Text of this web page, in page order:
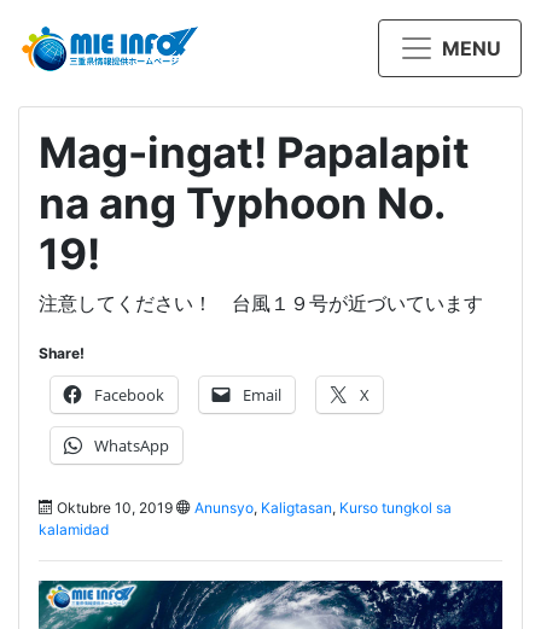
MENU
Mag-ingat! Papalapit
na ang Typhoon No.
19!
注意してください！ 台風１９号が近づいています
Share!
Facebook Email X
WhatsApp
Oktubre 10, 2019 Anunsyo, Kaligtasan, Kurso tungkol sa
kalamidad